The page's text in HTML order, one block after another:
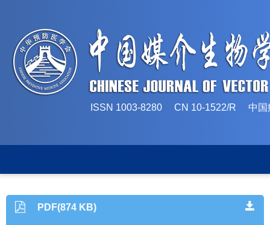
ISSN 1003-8280 CN 10-1522/R 中国
PDF(874 KB)